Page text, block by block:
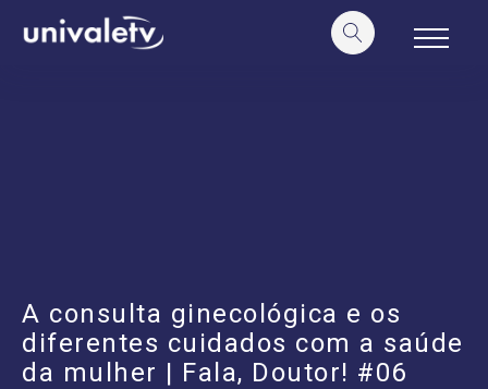
conteúdo
A consulta ginecológica e os
diferentes cuidados com a saúde
da mulher | Fala, Doutor! #06